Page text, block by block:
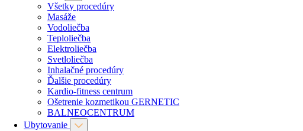
Všetky procedúry
Masáže
Vodoliečba
Teploliečba
Elektroliečba
Svetloliečba
Inhalačné procedúry
Ďalšie procedúry
Kardio-fitness centrum
Ošetrenie kozmetikou GERNETIC
BALNEOCENTRUM
Ubytovanie